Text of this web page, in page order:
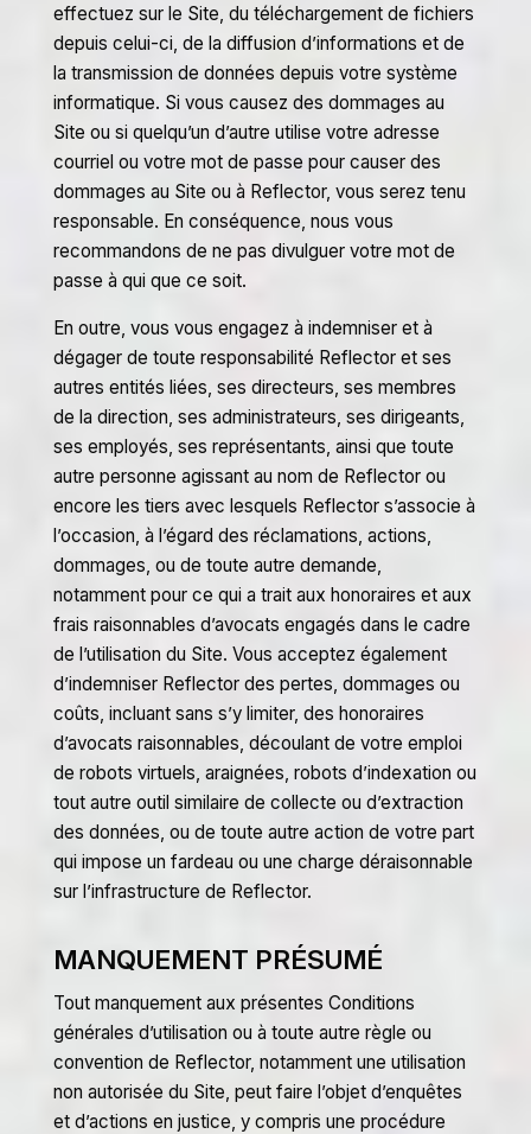
effectuez sur le Site, du téléchargement de fichiers
depuis celui-ci, de la diffusion d’informations et de
la transmission de données depuis votre système
informatique. Si vous causez des dommages au
Site ou si quelqu’un d’autre utilise votre adresse
courriel ou votre mot de passe pour causer des
dommages au Site ou à Reflector, vous serez tenu
responsable. En conséquence, nous vous
recommandons de ne pas divulguer votre mot de
passe à qui que ce soit.
En outre, vous vous engagez à indemniser et à
dégager de toute responsabilité Reflector et ses
autres entités liées, ses directeurs, ses membres
de la direction, ses administrateurs, ses dirigeants,
ses employés, ses représentants, ainsi que toute
autre personne agissant au nom de Reflector ou
encore les tiers avec lesquels Reflector s’associe à
l’occasion, à l’égard des réclamations, actions,
dommages, ou de toute autre demande,
notamment pour ce qui a trait aux honoraires et aux
frais raisonnables d’avocats engagés dans le cadre
de l’utilisation du Site. Vous acceptez également
d’indemniser Reflector des pertes, dommages ou
coûts, incluant sans s’y limiter, des honoraires
d’avocats raisonnables, découlant de votre emploi
de robots virtuels, araignées, robots d’indexation ou
tout autre outil similaire de collecte ou d’extraction
des données, ou de toute autre action de votre part
qui impose un fardeau ou une charge déraisonnable
sur l’infrastructure de Reflector.
MANQUEMENT PRÉSUMÉ
Tout manquement aux présentes Conditions
générales d’utilisation ou à toute autre règle ou
convention de Reflector, notamment une utilisation
non autorisée du Site, peut faire l’objet d’enquêtes
et d’actions en justice, y compris une procédure